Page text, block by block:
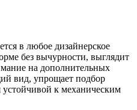
в любое дизайнерское
без вычурности, выглядит
на дополнительных
вид, упрощает подбор
устойчивой к механическим